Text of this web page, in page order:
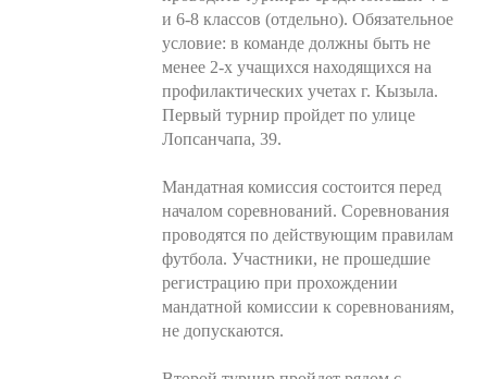
и 6-8 классов (отдельно). Обязательное
условие: в команде должны быть не
менее 2-х учащихся находящихся на
профилактических учетах г. Кызыла.
Первый турнир пройдет по улице
Лопсанчапа, 39.
Мандатная комиссия состоится перед
началом соревнований. Соревнования
проводятся по действующим правилам
футбола. Участники, не прошедшие
регистрацию при прохождении
мандатной комиссии к соревнованиям,
не допускаются.